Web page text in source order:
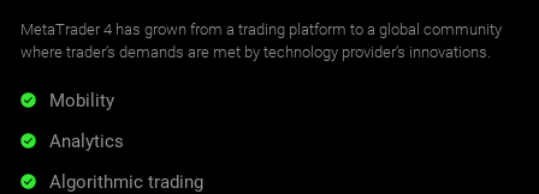
MetaTrader 4 has grown from a trading platform to a global community
where trader’s demands are met by technology provider’s innovations.
Mobility
Analytics
Algorithmic trading